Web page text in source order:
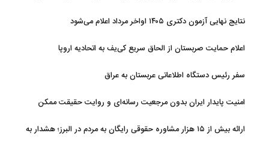
نتایج نهایی آزمون دکتری ۱۴۰۵ اواخر مرداد اعلام می‌شود
اعلام حمایت صربستان از الحاق سریع کی‌یف به اتحادیه اروپا
سفر رئیس دستگاه اطلاعاتی عربستان به عراق
امنیت پایدار ایران بدون مرجعیت رسانه‌ای و روایت حقیقت ممکن
ارائه بیش از ۱۵ هزار مشاوره حقوقی رایگان به مردم در البرز؛ هشدار به